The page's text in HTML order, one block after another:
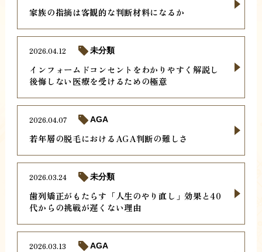
家族の指摘は客観的な判断材料になるか
インフォームドコンセントをわかりやすく解説し
後悔しない医療を受けるための極意
2026.04.12 未分類
若年層の脱毛におけるAGA判断の難しさ
2026.04.07 AGA
歯列矯正がもたらす「人生のやり直し」効果と40
代からの挑戦が遅くない理由
2026.03.24 未分類
2026.03.13 AGA